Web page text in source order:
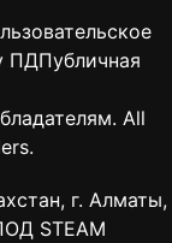
ПДПубличная
All
г. Алматы,
STEAM